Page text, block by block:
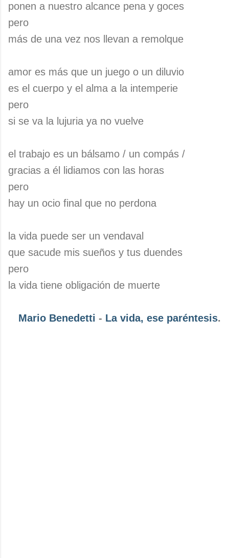
ponen a nuestro alcance pena y goces
pero
más de una vez nos llevan a remolque
amor es más que un juego o un diluvio
es el cuerpo y el alma a la intemperie
pero
si se va la lujuria ya no vuelve
el trabajo es un bálsamo / un compás /
gracias a él lidiamos con las horas
pero
hay un ocio final que no perdona
la vida puede ser un vendaval
que sacude mis sueños y tus duendes
pero
la vida tiene obligación de muerte
Mario Benedetti - La vida, ese paréntesis.